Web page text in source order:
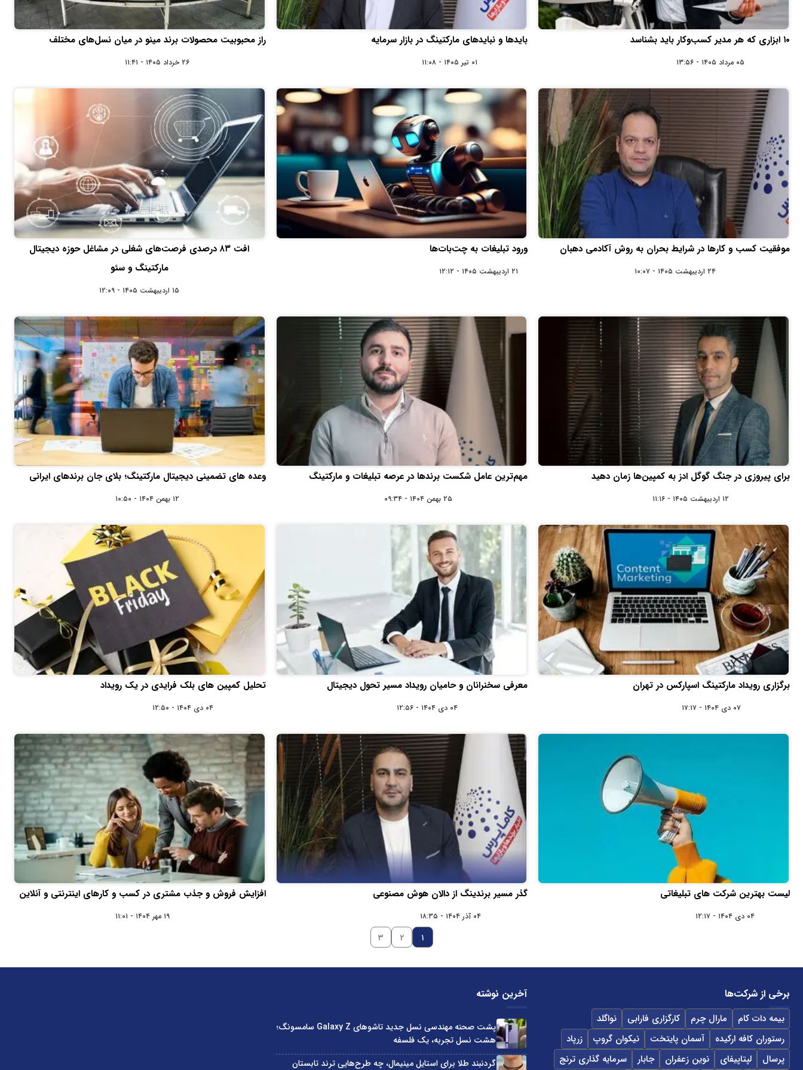
۱۰ ابزاری که هر مدیر کسب‌وکار باید بشناسد
۰۵ مرداد ۱۴۰۵ - ۱۳:۵۶
بایدها و نبایدهای مارکتینگ در بازار سرمایه
۰۱ تیر ۱۴۰۵ - ۱۱:۰۸
راز محبوبیت محصولات برند مینو در میان نسل‌های مختلف
۲۶ خرداد ۱۴۰۵ - ۱۱:۴۱
موفقیت کسب و کارها در شرایط بحران به روش آکادمی دهبان
۲۴ اردیبهشت ۱۴۰۵ - ۱۰:۰۷
ورود تبلیغات به چت‌بات‌ها
۲۱ اردیبهشت ۱۴۰۵ - ۱۲:۱۲
افت ۸۳ درصدی فرصت‌های شغلی در مشاغل حوزه دیجیتال
مارکتینگ و سئو
۱۵ اردیبهشت ۱۴۰۵ - ۱۲:۰۹
برای پیروزی در جنگ گوگل ادز به کمپین‌ها زمان دهید
۱۲ اردیبهشت ۱۴۰۵ - ۱۱:۱۶
مهم‌ترین عامل شکست برندها در عرصه تبلیغات و مارکتینگ
۲۵ بهمن ۱۴۰۴ - ۰۹:۳۴
وعده‌ های تضمینی دیجیتال مارکتینگ؛ بلای جان برندهای ایرانی
۱۲ بهمن ۱۴۰۴ - ۱۰:۵۰
برگزاری رویداد مارکتینگ اسپارکس در تهران
۰۷ دی ۱۴۰۴ - ۱۷:۱۷
معرفی سخنرانان و حامیان رویداد مسیر تحول دیجیتال
۰۴ دی ۱۴۰۴ - ۱۲:۵۶
تحلیل کمپین‌ های بلک‌ فرایدی در یک رویداد
۰۴ دی ۱۴۰۴ - ۱۲:۵۰
لیست بهترین شرکت های تبلیغاتی
۰۴ دی ۱۴۰۴ - ۱۲:۱۷
گذر مسیر برندینگ از دالان هوش مصنوعی
۰۴ آذر ۱۴۰۴ - ۱۸:۳۵
افزایش فروش و جذب مشتری در کسب و کارهای اینترنتی و آنلاین
۱۹ مهر ۱۴۰۴ - ۱۱:۰۱
۱ ۲ ۳
برخی از شرکت‌ها
بیمه دات کام مارال چرم کارگزاری فارابی
نواگلد
رستوران کافه ارکیده
آسمان پایتخت نیکوان گروپ
زرپاد
پرسال
لپتاپیفای نوین زعفران جابار سرمایه گذاری ترنج
آخرین نوشته
پشت صحنه مهندسی نسل جدید تاشوهای Galaxy Z سامسونگ؛
هشت نسل تجربه، یک فلسفه
گردنبند طلا برای استایل مینیمال، چه طرح‌هایی ترند تابستان